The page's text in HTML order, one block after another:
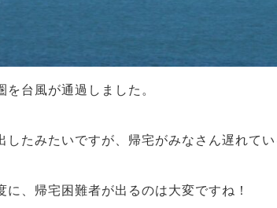
を台風が通過しました。
したみたいですが、帰宅がみなさん遅れてい
に、帰宅困難者が出るのは大変ですね！